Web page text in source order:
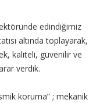
edindiğimiz
altında toplayarak,
kaliteli, güvenilir ve
verdik.
koruma” ; mekanik